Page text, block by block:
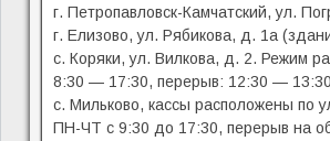
г. Петропавловск-Камчатский, ул.
г. Елизово, ул. Рябикова, д. 1а
с. Коряки, ул. Вилкова, д. 2. Режим
8:30 — 17:30, перерыв: 12:30 —
с. Мильково, кассы расположены по
ПН-ЧТ с 9:30 до 17:30, перерыв на